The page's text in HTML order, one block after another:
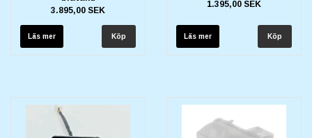
3.895,00 SEK
Läs mer
1.395,00 SEK
Läs mer